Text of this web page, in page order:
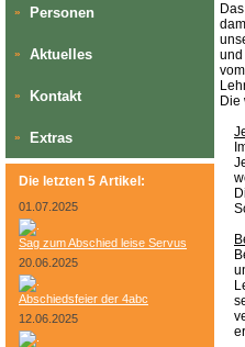
» Personen
» Aktuelles
» Kontakt
» Extras
Die letzten 5 Artikel:
01.07.2025
Sag zum Abschied leise Servus
20.06.2025
Abschiedsfeier der 4abc
12.06.2025
und
vom
Die